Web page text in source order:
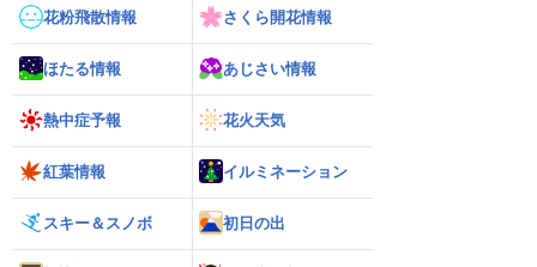
花粉飛散情報 さくら開花情報
ほたる情報 あじさい情報
熱中症予報 花火天気
紅葉情報 イルミネーション
スキー＆スノボ 初日の出